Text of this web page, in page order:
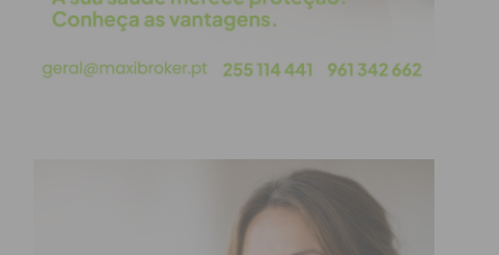
Para usufruir desta funcionalidade, os interessados
devem aceder ao Portal da Segurança Social e
“Maternidade e
“Subsídio por Assistência a